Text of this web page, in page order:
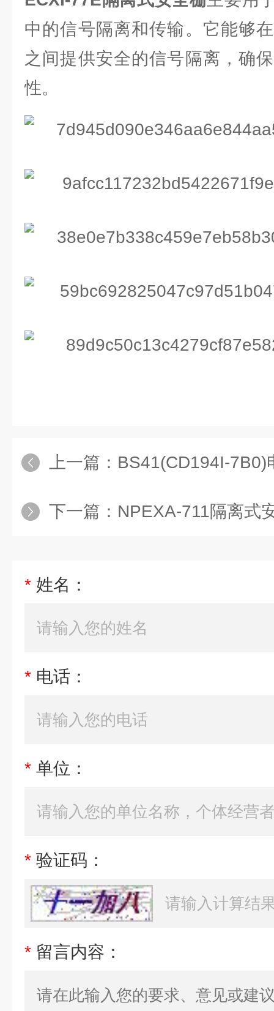
中的信号隔离和传输。它能够
之间提供安全的信号隔离，确
性。
上一篇： BS41(CD194I-7B0)
下一篇： NPEXA-711隔离式
* 姓名：
* 电话：
* 单位：
* 验证码：
* 留言内容：